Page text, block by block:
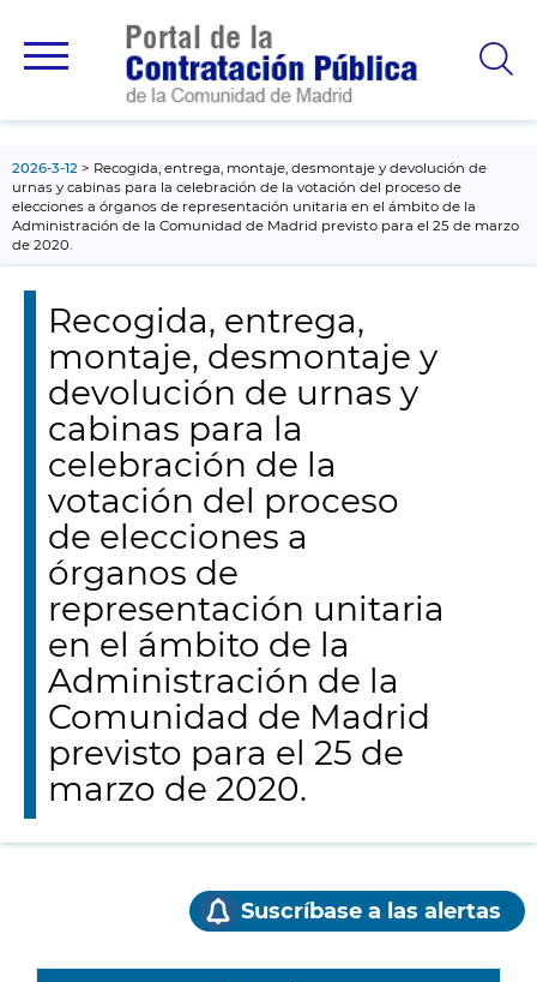
principal
2026-3-12
Recogida, entrega, montaje, desmontaje y devolución de
urnas y cabinas para la celebración de la votación del proceso de
elecciones a órganos de representación unitaria en el ámbito de la
Administración de la Comunidad de Madrid previsto para el 25 de marzo
de 2020.
Recogida, entrega,
montaje, desmontaje y
devolución de urnas y
cabinas para la
celebración de la
votación del proceso
de elecciones a
órganos de
representación unitaria
en el ámbito de la
Administración de la
Comunidad de Madrid
previsto para el 25 de
marzo de 2020.
Suscríbase a las alertas